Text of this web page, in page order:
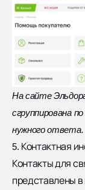
На сайте
сгруппирована
нужного ответа.
5. Контактная
Контакты для
представлены